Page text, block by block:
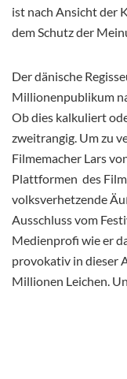
ist nach Ansicht der
dem Schutz der
Der dänische
Millionenpublikum
Ob dies kalkuliert
zweitrangig. Um zu
Filmemacher Lars
Plattformen des
volksverhetzende
Ausschluss vom
Medienprofi wie er
provokativ in dieser
Millionen Leichen.